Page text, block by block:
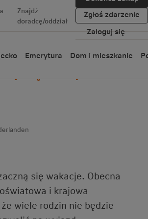
Znajdź
doradcę/oddział
Zgłoś zdarzenie
Zaloguj się
Emerytura Dom i mieszkanie
się wakacje. Obecna
i krajowa
wiele rodzin nie będzie